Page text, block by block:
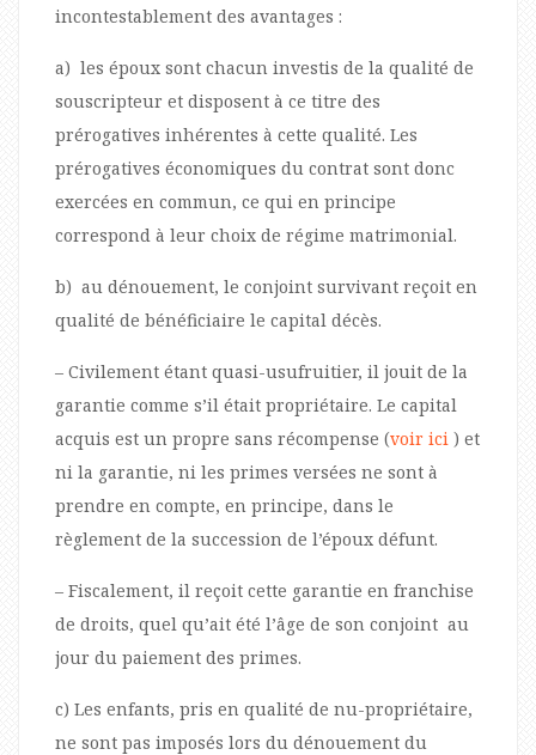
incontestablement des avantages :
a) les époux sont chacun investis de la qualité de
souscripteur et disposent à ce titre des
prérogatives inhérentes à cette qualité. Les
prérogatives économiques du contrat sont donc
exercées en commun, ce qui en principe
correspond à leur choix de régime matrimonial.
b) au dénouement, le conjoint survivant reçoit en
qualité de bénéficiaire le capital décès.
– Civilement étant quasi-usufruitier, il jouit de la
garantie comme s’il était propriétaire. Le capital
acquis est un propre sans récompense (voir ici ) et
ni la garantie, ni les primes versées ne sont à
prendre en compte, en principe, dans le
règlement de la succession de l’époux défunt.
– Fiscalement, il reçoit cette garantie en franchise
de droits, quel qu’ait été l’âge de son conjoint au
jour du paiement des primes.
c) Les enfants, pris en qualité de nu-propriétaire,
ne sont pas imposés lors du dénouement du